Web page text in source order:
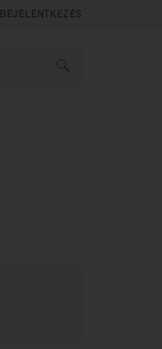
BEJELENTKEZÉS